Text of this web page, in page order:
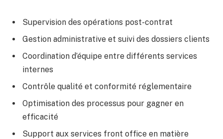
Supervision des opérations post-contrat
Gestion administrative et suivi des dossiers clients
Coordination d’équipe entre différents services
internes
Contrôle qualité et conformité réglementaire
Optimisation des processus pour gagner en
efficacité
Support aux services front office en matière